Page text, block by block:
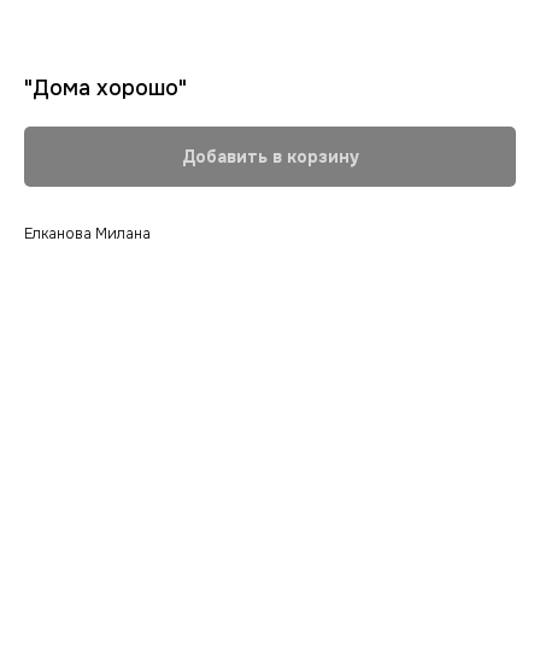
"Дома хорошо"
Добавить в корзину
Елканова Милана